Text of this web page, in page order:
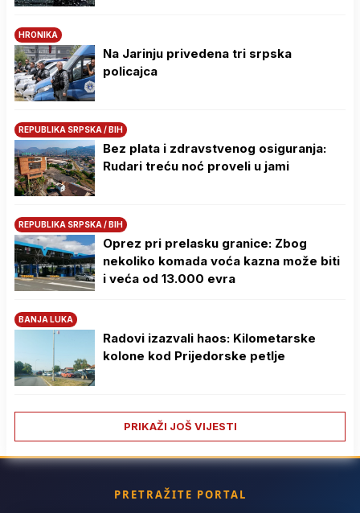
HRONIKA
Na Јarinju privedena tri srpska
policajca
REPUBLIKA SRPSKA / BIH
Bez plata i zdravstvenog osiguranja:
Rudari treću noć proveli u jami
REPUBLIKA SRPSKA / BIH
Oprez pri prelasku granice: Zbog
nekoliko komada voća kazna može biti
i veća od 13.000 evra
BANJA LUKA
Radovi izazvali haos: Kilometarske
kolone kod Prijedorske petlje
PRIKAŽI JOŠ VIJESTI
PRETRAŽITE PORTAL